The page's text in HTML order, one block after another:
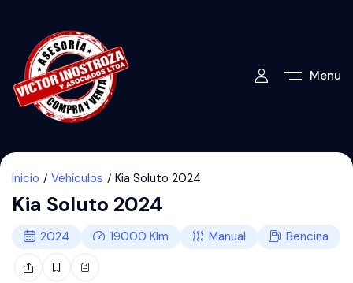
Menu
Inicio Vehículos Kia Soluto 2024
Kia Soluto 2024
2024 19000 Klm Manual Bencina